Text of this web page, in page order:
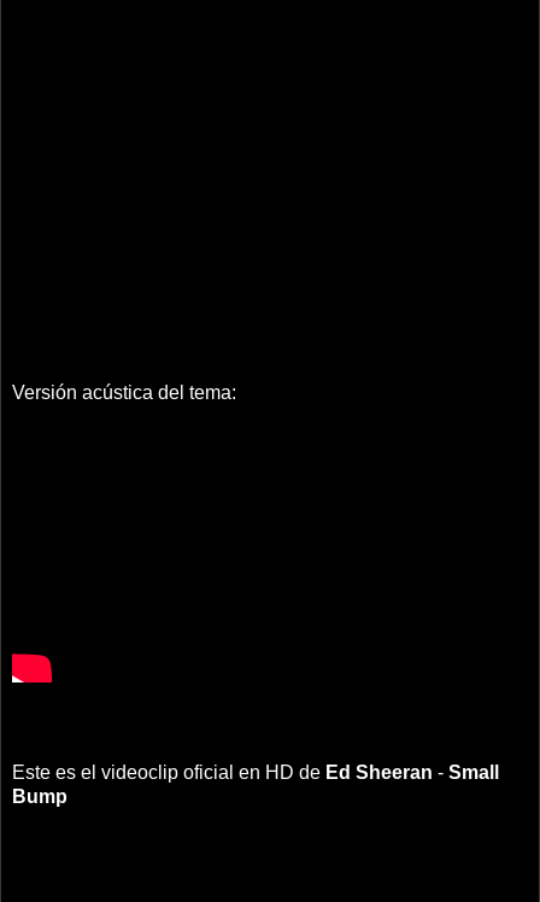
Versión acústica del tema:
Este es el videoclip oficial en HD de Ed Sheeran - Small
Bump